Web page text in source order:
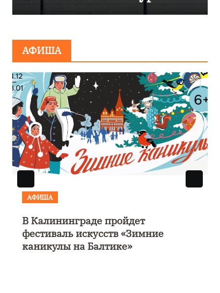
сообщения о
АФИША
АФИША
В Калининграде пройдет
фестиваль искусств «Зимние
каникулы на Балтике»